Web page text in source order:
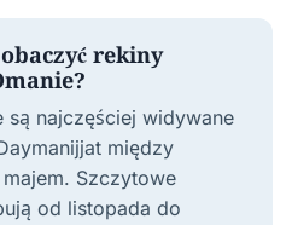
rekiny
są najczęściej widywane
między
Szczytowe
od listopada do